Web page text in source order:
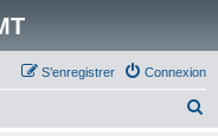
Connexion
S’enregistrer